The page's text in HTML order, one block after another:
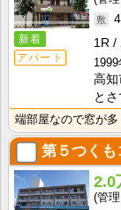
新着
アパート
1R
1999
高知
と
第５つくも
2.0